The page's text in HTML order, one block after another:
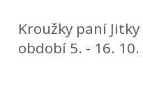
Kroužky paní
období 5. - 16.